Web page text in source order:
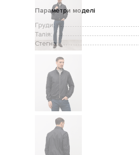
Параметри моделі
Груди:
Талія:
Стегна: